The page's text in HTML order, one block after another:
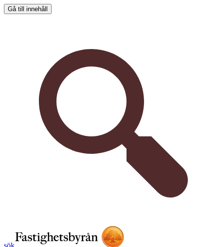
Gå till innehåll
sök